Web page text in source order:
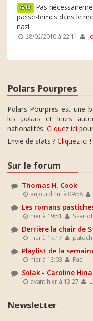
6/10 Pas
passe-temps dans le
nazi.
28/02/2010 à 22:11
Polars Pourpres
Polars Pourpres est une
les polars et leurs
nationalités. Cliquez ici
Envie de stats ? Cliquez ici !
Sur le forum
Thomas H. Cook
aujourd'hui à 09:58
Les romans
hier à 19:51
Derrière la chair de
hier à 17:17
Playlist de la
hier à 13:03 Fab
Solak - Caroline
avant hier à 13:27
Newsletter